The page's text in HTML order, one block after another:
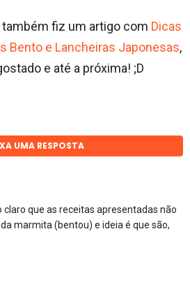
também fiz um artigo com Dicas
Bento e Lancheiras Japonesas,
e até a próxima! ;D
UMA RESPOSTA
claro que as receitas apresentadas não
marmita (bentou) e ideia é que são,